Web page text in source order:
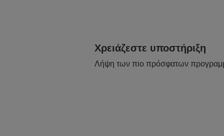
Χρειάζεστε υποστήριξη
Λήψη των πιο πρόσφατων